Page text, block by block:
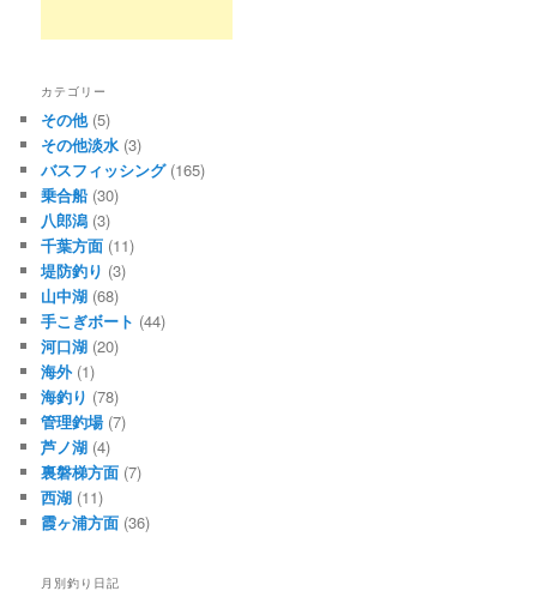
カテゴリー
その他(5)
その他淡水 (3)
バスフィッシング(165)
乗合船 (30)
八郎潟 (3)
千葉方面 (11)
堤防釣り (3)
山中湖 (68)
手こぎボート (44)
河口湖 (20)
海外(1)
海釣り (78)
管理釣場(7)
芦ノ湖 (4)
裏磐梯方面 (7)
西湖 (11)
霞ヶ浦方面 (36)
月別釣り日記